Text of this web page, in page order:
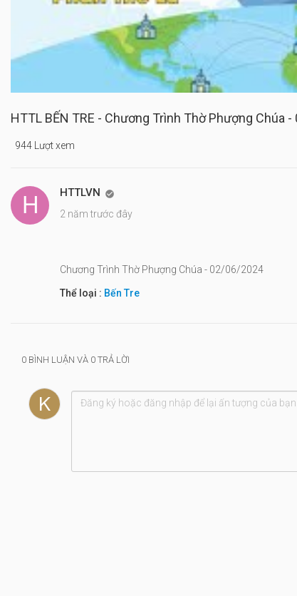
HTTL BẾN TRE - Chương Trình Thờ Phượng Chúa
944 Lượt xem
HTTLVN 
2 năm trước đây
Chương Trình Thờ Phượng Chúa - 02/06/2024
Thể loại : Bến Tre
0 BÌNH LUẬN VÀ 0 TRẢ LỜI